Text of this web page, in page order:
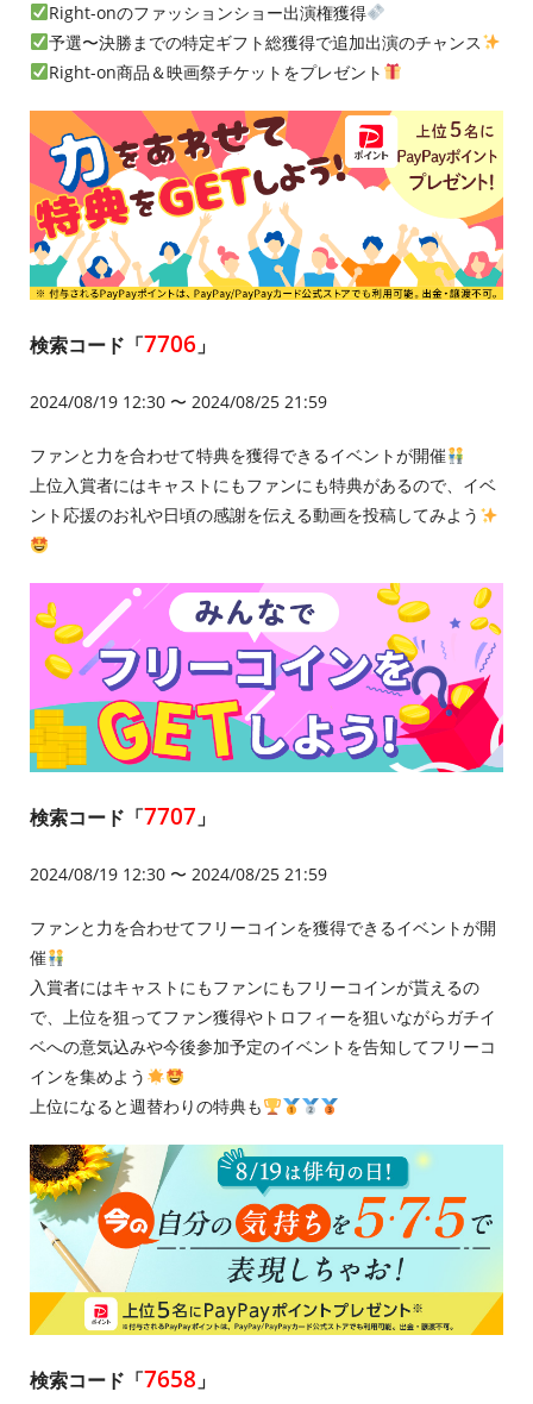
Right-onのファッションショー出演権獲得
予選〜決勝までの特定ギフト総獲得で追加出演のチャンス
Right-on商品＆映画祭チケットをプレゼント
検索コード「7706 」
2024/08/19 12:30 〜 2024/08/25 21:59
ファンと力を合わせて特典を獲得できるイベントが開催
上位入賞者にはキャストにもファンにも特典があるので、イベ
ント応援のお礼や日頃の感謝を伝える動画を投稿してみよう
検索コード「7707」
2024/08/19 12:30 〜 2024/08/25 21:59
ファンと力を合わせてフリーコインを獲得できるイベントが開
催
入賞者にはキャストにもファンにもフリーコインが貰えるの
で、上位を狙ってファン獲得やトロフィーを狙いながらガチイ
ベへの意気込みや今後参加予定のイベントを告知してフリーコ
インを集めよう
上位になると週替わりの特典も
検索コード「7658 」